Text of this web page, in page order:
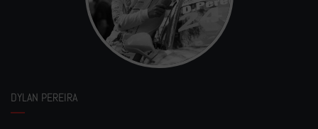
DYLAN PEREIRA